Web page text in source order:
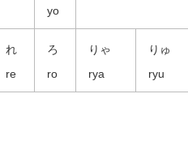
yo
れ
re
ろ
ro
りゃ
rya
りゅ
ryu